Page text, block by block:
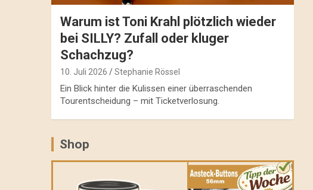
Warum ist Toni Krahl plötzlich wieder
bei SILLY? Zufall oder kluger
Schachzug?
10. Juli 2026 Stephanie Rössel
Ein Blick hinter die Kulissen einer überraschenden
Tourentscheidung – mit Ticketverlosung.
Shop